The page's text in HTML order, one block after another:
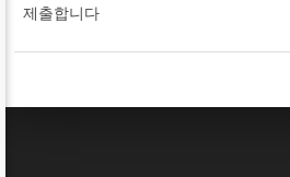
제출합니다
Sketchbook5, 스
Sketchbook5, 스